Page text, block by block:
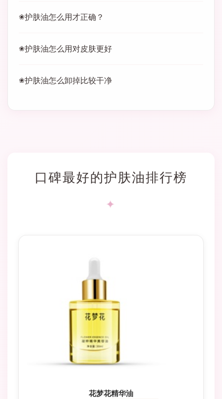
护肤油怎么用才正确？
护肤油怎么用对皮肤更好
护肤油怎么卸掉比较干净
口碑最好的护肤油排行榜
花梦花精华油